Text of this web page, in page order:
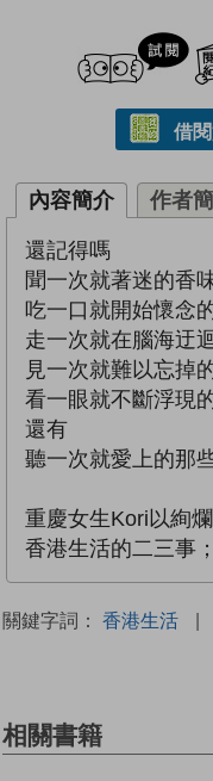
借
內容簡介 作者
還記得嗎
聞一次就著迷的香
吃一口就開始懷念
走一次就在腦海迂
見一次就難以忘掉
看一眼就不斷浮現
還有
聽一次就愛上的那
重慶女生Kori以絢
香港生活的二三事
關鍵字詞： 香港生活 |
相關書籍